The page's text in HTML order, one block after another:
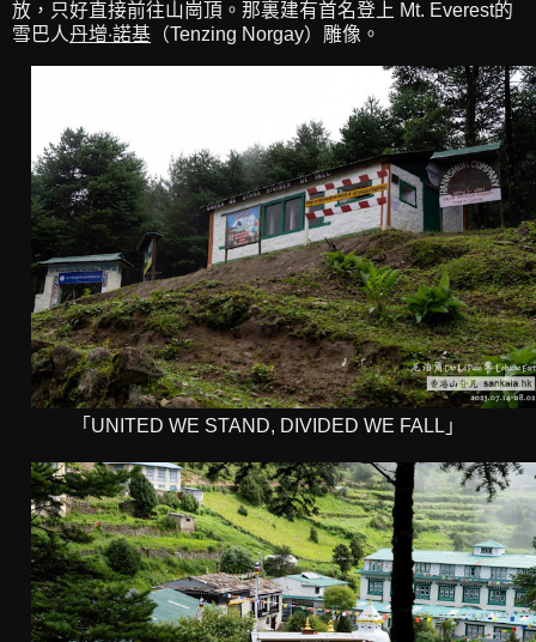
放，只好直接前往山崗頂。那裏建有首名登上 Mt. Everest的
雪巴人丹增‧諾基 （Tenzing Norgay）雕像。
「UNITED WE STAND, DIVIDED WE FALL」